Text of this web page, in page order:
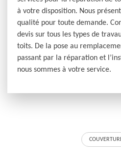
à votre disposition. Nous
qualité pour toute demande.
devis sur tous les types de
toits. De la pose au
passant par la réparation et
nous sommes à votre service.